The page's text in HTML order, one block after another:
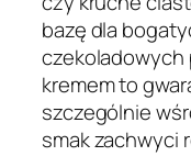
bazę dla
czekoladowych
kremem to
szczególnie
smak zachwyci